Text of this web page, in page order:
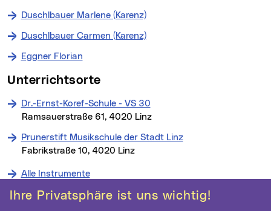
Ihre Privatsphäre ist uns wichtig!
Duschlbauer Marlene (Karenz)
Duschlbauer Carmen (Karenz)
Eggner Florian
Unterrichtsorte
Dr.-Ernst-Koref-Schule - VS 30
Ramsauerstraße 61, 4020 Linz
Prunerstift Musikschule der Stadt Linz
Fabrikstraße 10, 4020 Linz
Alle Instrumente
Weitere Informationen
Kontakt